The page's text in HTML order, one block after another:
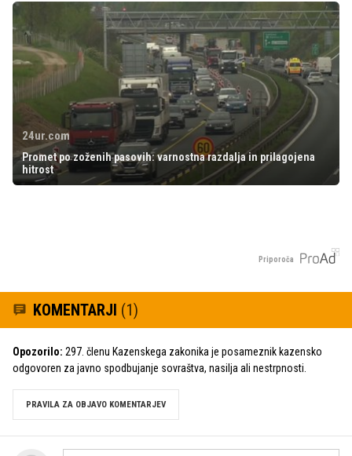
24ur.com
Promet po zoženih pasovih: varnostna razdalja in prilagojena
hitrost
Priporoča
KOMENTARJI (1)
Opozorilo: 297. členu Kazenskega zakonika je posameznik kazensko
odgovoren za javno spodbujanje sovraštva, nasilja ali nestrpnosti.
PRAVILA ZA OBJAVO KOMENTARJEV